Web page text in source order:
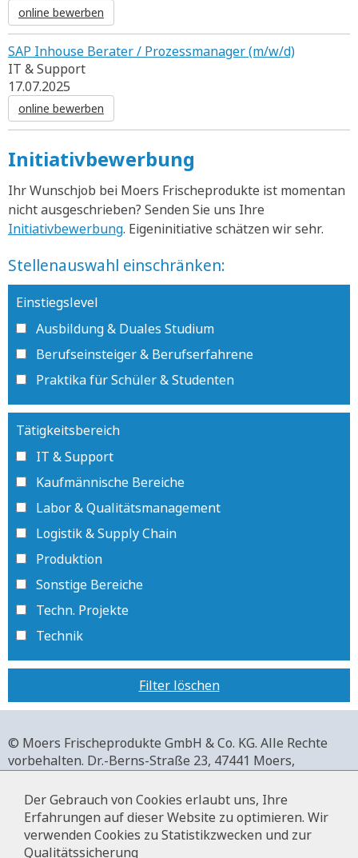
online bewerben
SAP Inhouse Berater / Prozessmanager (m/w/d)
IT & Support
17.07.2025
online bewerben
Initiativbewerbung
Ihr Wunschjob bei Moers Frischeprodukte ist momentan
nicht ausgeschrieben? Senden Sie uns Ihre
Initiativbewerbung. Eigeninitiative schätzen wir sehr.
Stellenauswahl einschränken:
Einstiegslevel
Ausbildung & Duales Studium
Berufseinsteiger & Berufserfahrene
Praktika für Schüler & Studenten
Tätigkeitsbereich
IT & Support
Kaufmännische Bereiche
Labor & Qualitätsmanagement
Logistik & Supply Chain
Produktion
Sonstige Bereiche
Techn. Projekte
Technik
Filter löschen
© Moers Frischeprodukte GmbH & Co. KG. Alle Rechte
vorbehalten. Dr.-Berns-Straße 23, 47441 Moers,
+49 2841 911-0,www.moers-frischeprodukte.de
Der Gebrauch von Cookies erlaubt uns, Ihre
Erfahrungen auf dieser Website zu optimieren. Wir
verwenden Cookies zu Statistikzwecken und zur
Qualitätssicherung